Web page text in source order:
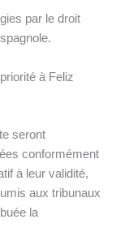
par le droit
à Feliz
seront
conformément
à leur validité,
aux tribunaux
la